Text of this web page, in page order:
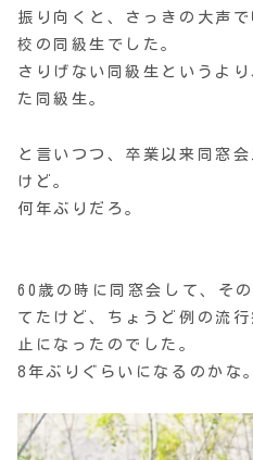
振り向くと、さっきの大声
校の同級生でした。
さりげない同級生というよ
た同級生。
と言いつつ、卒業以来同窓
けど。
何年ぶりだろ。
60歳の時に同窓会して、そ
てたけど、ちょうど例の流
止になったのでした。
8年ぶりぐらいになるのかな。